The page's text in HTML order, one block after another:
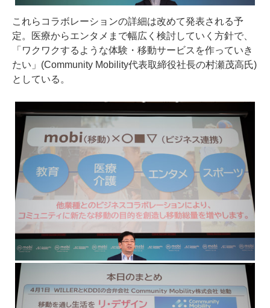
これらコラボレーションの詳細は改めて発表される予
定。医療からエンタメまで幅広く検討していく方針で、
「ワクワクするような体験・移動サービスを作っていき
たい」(Community Mobility代表取締役社長の村瀬茂高氏)
としている。